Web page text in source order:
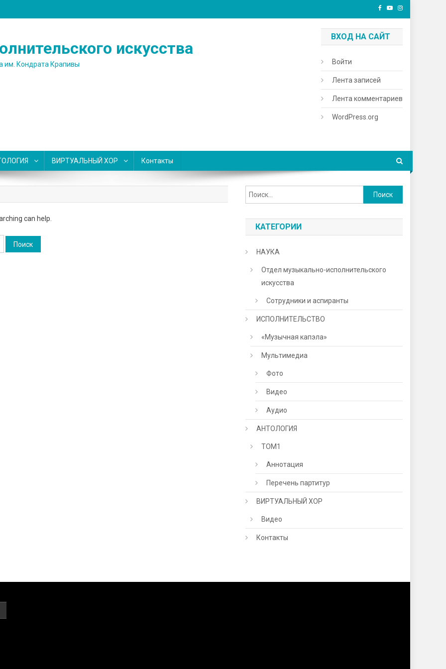
искусства
им. Кондрата Крапивы
ВХОД НА САЙТ
Войти
Лента записей
Лента комментариев
WordPress.org
ВИРТУАЛЬНЫЙ ХОР Контакты
can help.
Найти:
КАТЕГОРИИ
НАУКА
Отдел музыкально-исполнительского
искусства
Сотрудники и аспиранты
ИСПОЛНИТЕЛЬСТВО
«Музычная капэла»
Мультимедиа
Фото
Видео
Аудио
АНТОЛОГИЯ
ТОМ1
Аннотация
Перечень партитур
ВИРТУАЛЬНЫЙ ХОР
Видео
Контакты